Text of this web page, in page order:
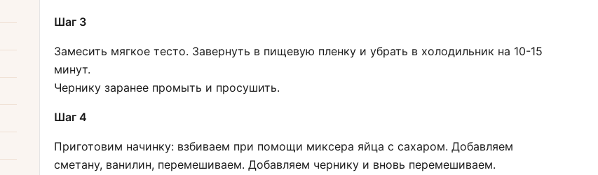
Шаг 3
Замесить мягкое тесто. Завернуть в пищевую пленку и убрать в холодильник на 10-15
минут.
Чернику заранее промыть и просушить.
Шаг 4
Приготовим начинку: взбиваем при помощи миксера яйца с сахаром. Добавляем
сметану, ванилин, перемешиваем. Добавляем чернику и вновь перемешиваем.